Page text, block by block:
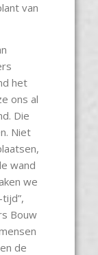
van
het
ons al
Die
Niet
wand
we
Bouw
de